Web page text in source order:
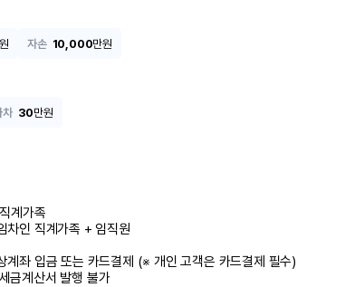
자손 10,000만원
차 30만원
계가족
차인 직계가족 + 임직원
계좌 입금 또는 카드결제 (※ 개인 고객은 카드결제 필수)
금계산서 발행 불가